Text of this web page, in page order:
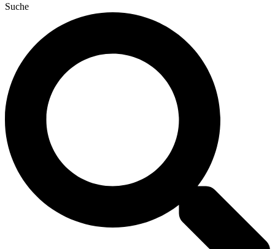
Suche